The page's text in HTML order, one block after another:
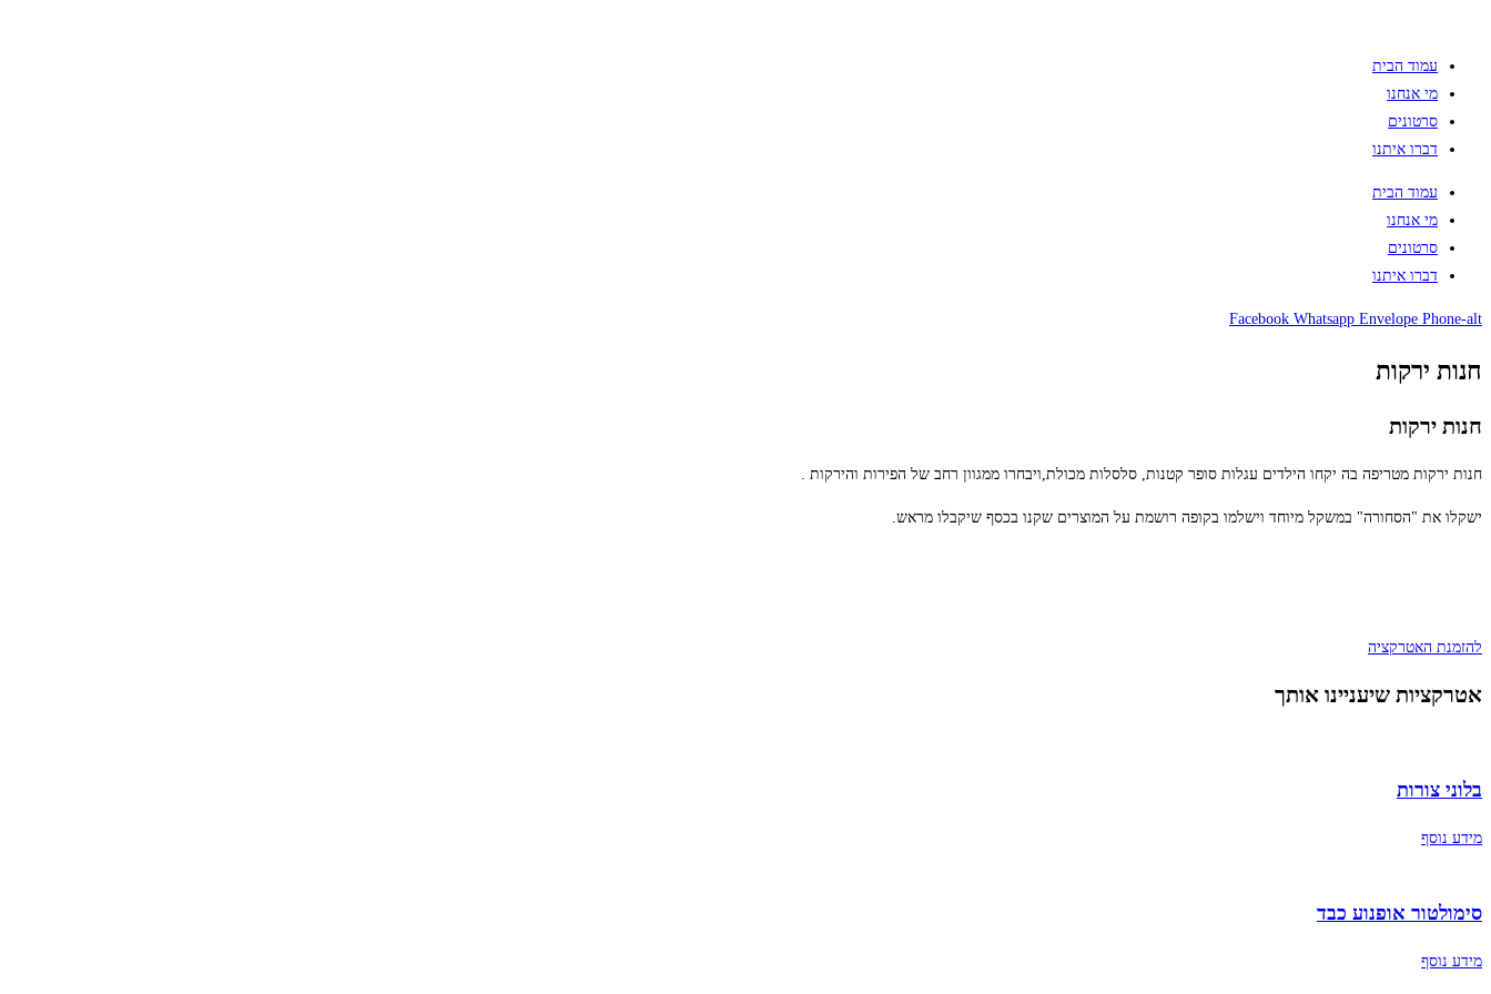
עמוד הבית
מי אנחנו
סרטונים
דברו איתנו
עמוד הבית
מי אנחנו
סרטונים
דברו איתנו
Facebook Whatsapp Envelope Phone-alt
חנות ירקות
חנות ירקות
חנות ירקות מטריפה בה יקחו הילדים עגלות סופר קטנות, סלסלות מכולת,ויבחרו ממגוון רחב של הפירות והירקות .
ישקלו את "הסחורה" במשקל מיוחד וישלמו בקופה רושמת על המוצרים שקנו בכסף שיקבלו מראש.​
להזמנת האטרקציה
אטרקציות שיעניינו אותך
בלוני צורות
מידע נוסף
סימולטור אופנוע כבד
מידע נוסף